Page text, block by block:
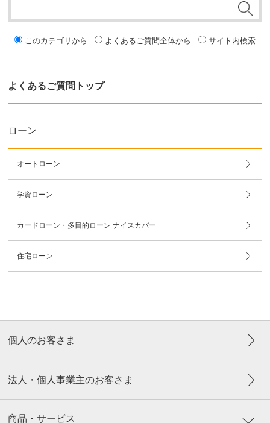
このカテゴリから よくあるご質問全体から サイト内検索
よくあるご質問トップ
ローン
オートローン
学資ローン
カードローン・多目的ローン ナイスカバー
住宅ローン
個人のお客さま
法人・個人事業主のお客さま
商品・サービス